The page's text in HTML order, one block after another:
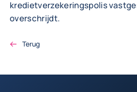
kredietverzekeringspolis
overschrijdt.
Terug